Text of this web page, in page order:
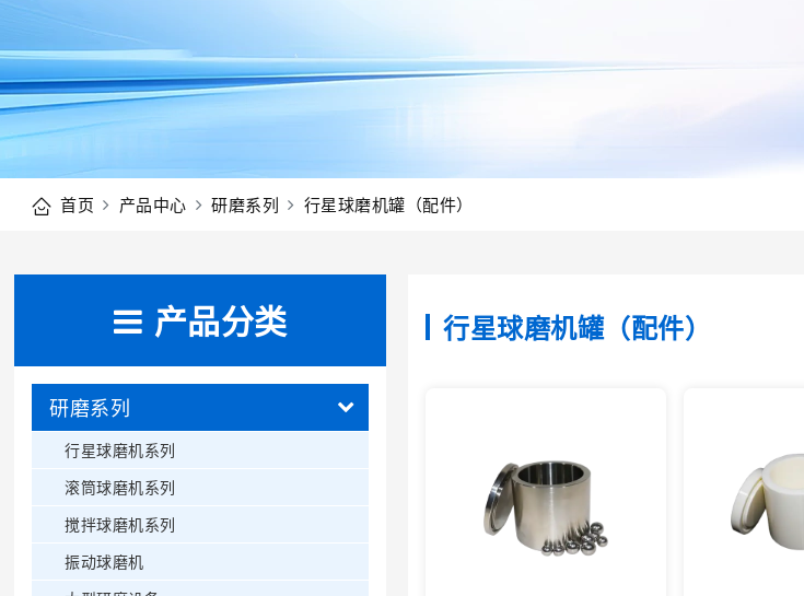
首页 产品中心 研磨系列 行星球磨机罐（配件）
产品分类
研磨系列
行星球磨机系列
滚筒球磨机系列
搅拌球磨机系列
振动球磨机
行星球磨机罐（配件）